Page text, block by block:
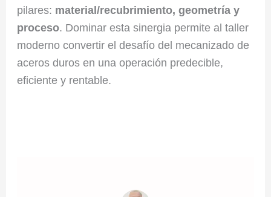
pilares: material/recubrimiento, geometría y
proceso. Dominar esta sinergia permite al taller
moderno convertir el desafío del mecanizado de
aceros duros en una operación predecible,
eficiente y rentable.